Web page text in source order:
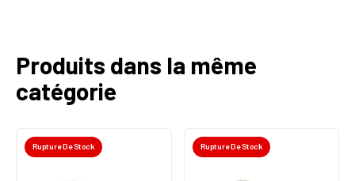
Produits dans la même
catégorie
Rupture De Stock Rupture De Stock